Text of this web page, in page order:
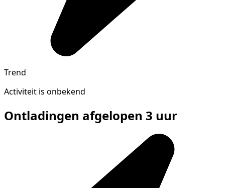
Trend
Activiteit is onbekend
Ontladingen afgelopen 3 uur